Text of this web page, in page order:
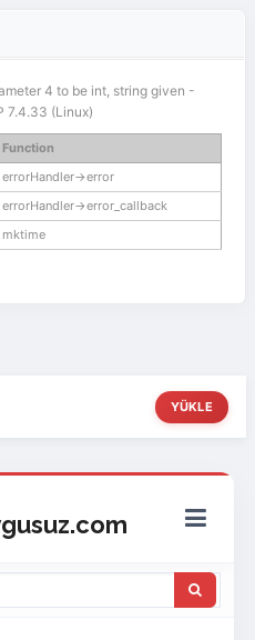
4 to be int, string given -
7.4.33 (Linux)
Function
errorHandler->error
errorHandler->error_callback
mktime
YÜKLE